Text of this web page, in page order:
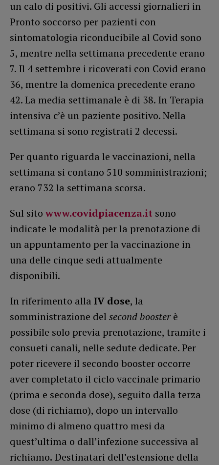
un calo di positivi. Gli accessi giornalieri in
Pronto soccorso per pazienti con
sintomatologia riconducibile al Covid sono
5, mentre nella settimana precedente erano
7. Il 4 settembre i ricoverati con Covid erano
36, mentre la domenica precedente erano
42. La media settimanale è di 38. In Terapia
intensiva c’è un paziente positivo. Nella
settimana si sono registrati 2 decessi.
Per quanto riguarda le vaccinazioni, nella
settimana si contano 510 somministrazioni;
erano 732 la settimana scorsa.
Sul sito www.covidpiacenza.it sono
indicate le modalità per la prenotazione di
un appuntamento per la vaccinazione in
una delle cinque sedi attualmente
disponibili.
In riferimento alla IV dose, la
somministrazione del second boosterè
possibile solo previa prenotazione, tramite i
consueti canali, nelle sedute dedicate. Per
poter ricevere il secondo booster occorre
aver completato il ciclo vaccinale primario
(prima e seconda dose), seguito dalla terza
dose (di richiamo), dopo un intervallo
minimo di almeno quattro mesi da
quest’ultima o dall’infezione successiva al
richiamo. Destinatari dell’estensione della